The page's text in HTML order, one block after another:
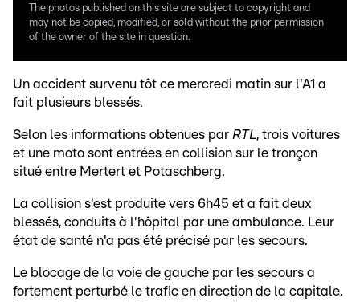
The photos published on this site are subject to copyright and
may not be copied, modified, or sold without the prior permission
of the owner of the site in question.
Un accident survenu tôt ce mercredi matin sur l'A1 a
fait plusieurs blessés.
Selon les informations obtenues par RTL, trois voitures
et une moto sont entrées en collision sur le tronçon
situé entre Mertert et Potaschberg.
La collision s'est produite vers 6h45 et a fait deux
blessés, conduits à l'hôpital par une ambulance. Leur
état de santé n'a pas été précisé par les secours.
Le blocage de la voie de gauche par les secours a
fortement perturbé le trafic en direction de la capitale.